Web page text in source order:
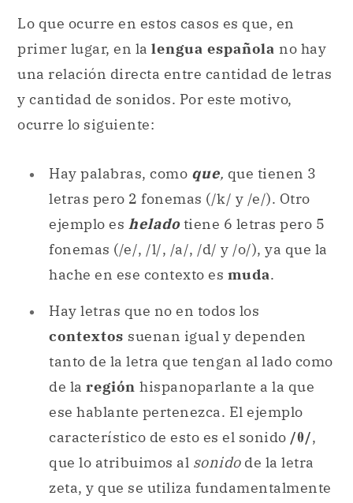
Lo que ocurre en estos casos es que, en
primer lugar, en la lengua española no hay
una relación directa entre cantidad de letras
y cantidad de sonidos. Por este motivo,
ocurre lo siguiente:
Hay palabras, como que, que tienen 3
letras pero 2 fonemas (/k/ y /e/). Otro
ejemplo es helado tiene 6 letras pero 5
fonemas (/e/, /l/, /a/, /d/ y /o/), ya que la
hache en ese contexto es muda.
Hay letras que no en todos los
contextos suenan igual y dependen
tanto de la letra que tengan al lado como
de la región hispanoparlante a la que
ese hablante pertenezca. El ejemplo
característico de esto es el sonido /θ/,
que lo atribuimos al sonidode la letra
zeta, y que se utiliza fundamentalmente